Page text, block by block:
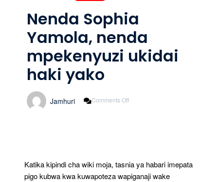
Nenda Sophia
Yamola, nenda
mpekenyuzi ukidai
haki yako
Jamhuri Comments Off
Haki
Yako
Katika kipindi cha wiki moja, tasnia ya habari imepata
pigo kubwa kwa kuwapoteza wapiganaji wake